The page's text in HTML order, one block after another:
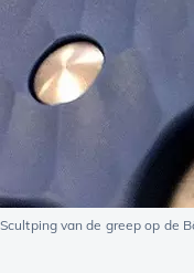
Scultping van de greep op de